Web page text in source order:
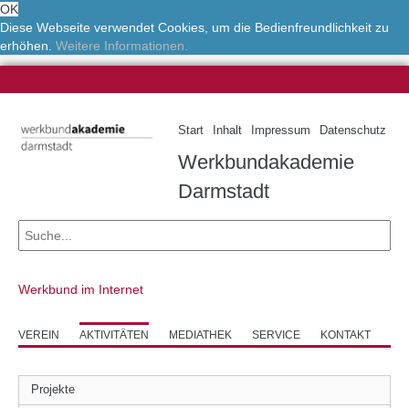
OK
Diese Webseite verwendet Cookies, um die Bedienfreundlichkeit zu
erhöhen. Weitere Informationen.
Start Inhalt Impressum Datenschutz
Werkbundakademie
Darmstadt
Werkbund im Internet
VEREIN AKTIVITÄTEN MEDIATHEK SERVICE KONTAKT
Projekte